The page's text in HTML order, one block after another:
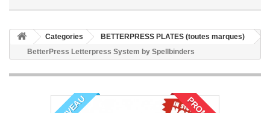
Categories
BETTERPRESS PLATES (toutes marques)
BetterPress Letterpress System by Spellbinders